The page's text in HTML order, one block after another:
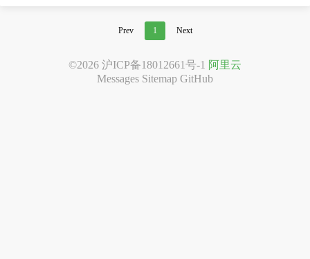
Prev 1 Next
©2026 沪ICP备18012661号-1 阿里云
Messages Sitemap GitHub